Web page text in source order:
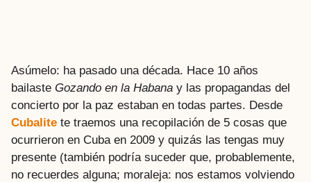
Asúmelo: ha pasado una década. Hace 10 años
bailaste Gozando en la Habana y las propagandas del
concierto por la paz estaban en todas partes. Desde
Cubalite te traemos una recopilación de 5 cosas que
ocurrieron en Cuba en 2009 y quizás las tengas muy
presente (también podría suceder que, probablemente,
no recuerdes alguna; moraleja: nos estamos volviendo